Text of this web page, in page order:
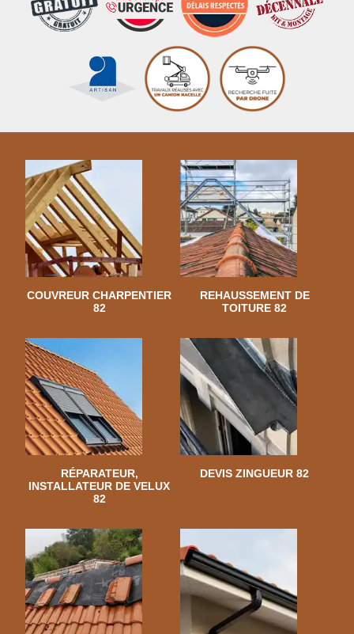
COUVREUR CHARPENTIER
82
REHAUSSEMENT DE
TOITURE 82
RÉPARATEUR,
INSTALLATEUR DE VELUX
82
DEVIS ZINGUEUR 82